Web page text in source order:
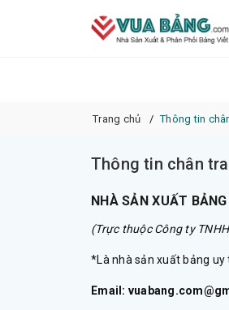
Trang chủ Thông tin
Thông tin chân
NHÀ SẢN XUẤT
(Trực thuộc Công ty
*Là nhà sản xuất bảng uy
Email: